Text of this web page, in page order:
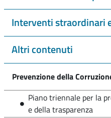
Interventi straordinari
Altri contenuti
Prevenzione della
Piano triennale per la
e della trasparenza